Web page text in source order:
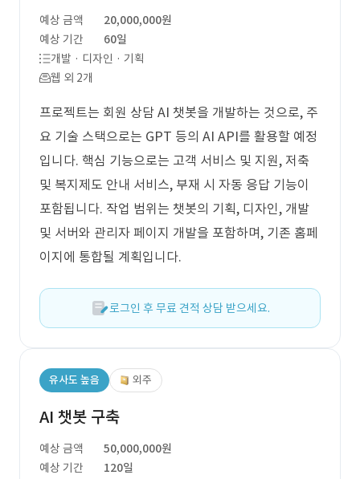
예상 금액
20,000,000원
예상 기간
60일
개발 · 디자인 · 기획
웹 외 2개
프로젝트는 회원 상담 AI 챗봇을 개발하는 것으로, 주
요 기술 스택으로는 GPT 등의 AI API를 활용할 예정
입니다. 핵심 기능으로는 고객 서비스 및 지원, 저축
및 복지제도 안내 서비스, 부재 시 자동 응답 기능이
포함됩니다. 작업 범위는 챗봇의 기획, 디자인, 개발
및 서버와 관리자 페이지 개발을 포함하며, 기존 홈페
이지에 통합될 계획입니다.
로그인 후 무료 견적 상담 받으세요.
유사도 높음 외주
AI 챗봇 구축
예상 금액
50,000,000원
예상 기간
120일